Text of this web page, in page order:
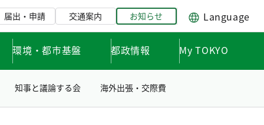
届出・申請 交通案内 お知らせ Language
環境・都市基盤 都政情報 My TOKYO
知事と議論する会 海外出張・交際費